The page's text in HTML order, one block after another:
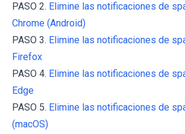
PASO 2. Elimine las notificaciones de
Chrome (Android)
PASO 3. Elimine las notificaciones de
Firefox
PASO 4. Elimine las notificaciones de
Edge
PASO 5. Elimine las notificaciones de
(macOS)